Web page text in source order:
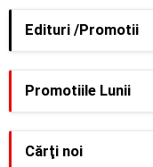
Edituri /Promotii
Promotiile Lunii
Cărţi noi